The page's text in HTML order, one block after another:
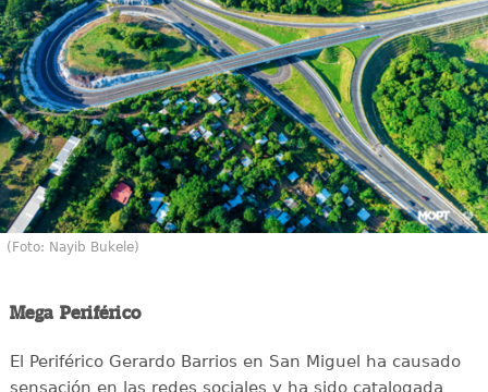
(Foto: Nayib Bukele)
Mega Periférico
El Periférico Gerardo Barrios en San Miguel ha causado
sensación en las redes sociales y ha sido catalogada